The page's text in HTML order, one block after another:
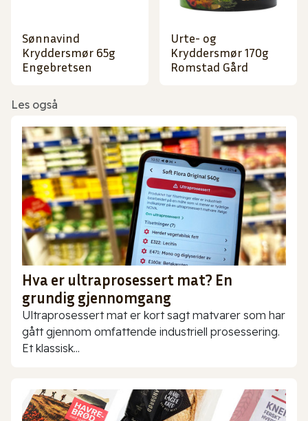
Sønnavind
Kryddersmør 65g
Engebretsen
Urte- og
Kryddersmør 170g
Romstad Gård
Les også
Hva er ultraprosessert mat? En
grundig gjennomgang
Ultraprosessert mat er kort sagt matvarer som har
gått gjennom omfattende industriell prosessering.
Et klassisk...